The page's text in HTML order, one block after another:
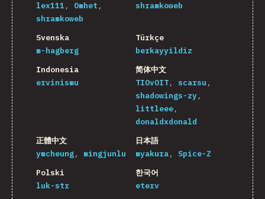
lex111
Omhet
shramkoweb
shramkoweb
Svenska
m-hagberg
Türkçe
berkayyildiz
Indonesia
ervinismu
简体中文
TIOvOIT
scarsu
shadowings-zy
littleee
donaldxdonald
正體中文
ymcheung
mingjunlu
日本語
myakura
Spice-Z
Polski
luk-str
한국어
eterv